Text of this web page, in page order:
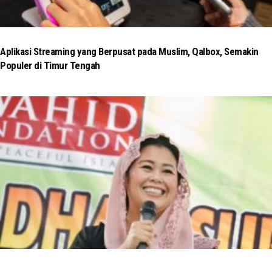
Aplikasi Streaming yang Berpusat pada Muslim, Qalbox, Semakin
Populer di Timur Tengah